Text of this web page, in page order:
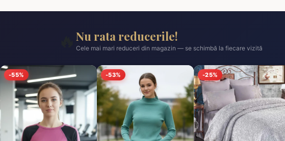
Nu rata reducerile!
Cele mai mari reduceri din magazin — se schimbă la fiecare vizită
-55% -53% -25%